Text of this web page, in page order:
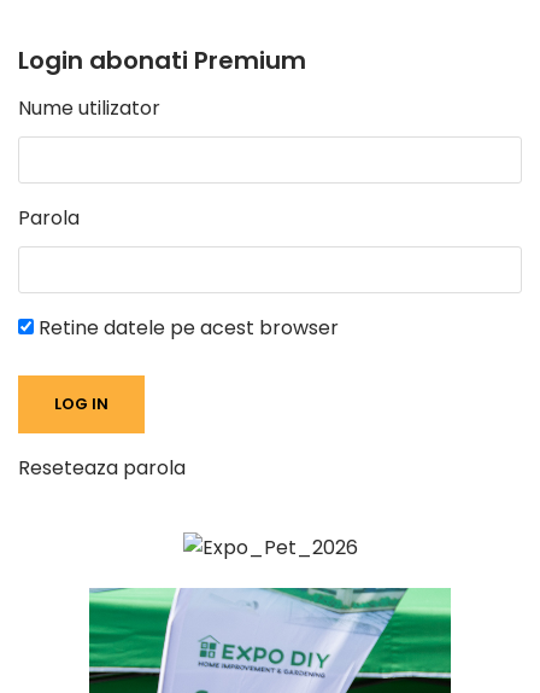
Login abonati Premium
Nume utilizator
Parola
Retine datele pe acest browser
Reseteaza parola